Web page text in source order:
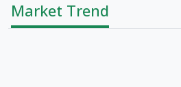
Market Trend